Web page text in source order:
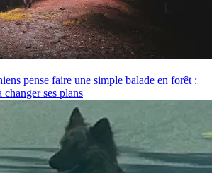
pense faire une simple balade en forêt :
changer ses plans